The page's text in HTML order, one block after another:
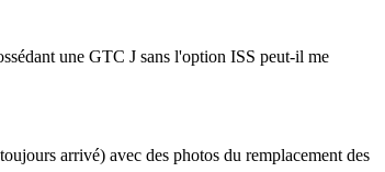
une GTC J sans l'option ISS peut-il me
arrivé) avec des photos du remplacement des